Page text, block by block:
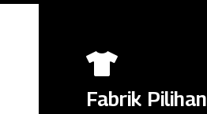

Fabrik Pilihan